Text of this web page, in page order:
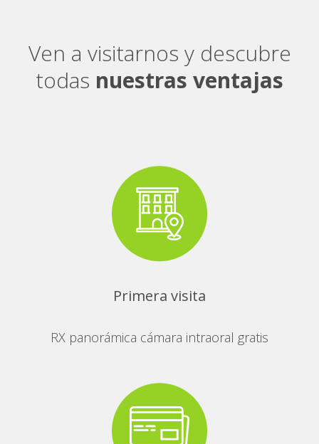
Ven a visitarnos y descubre
todas nuestras ventajas
Primera visita
RX panorámica cámara intraoral gratis